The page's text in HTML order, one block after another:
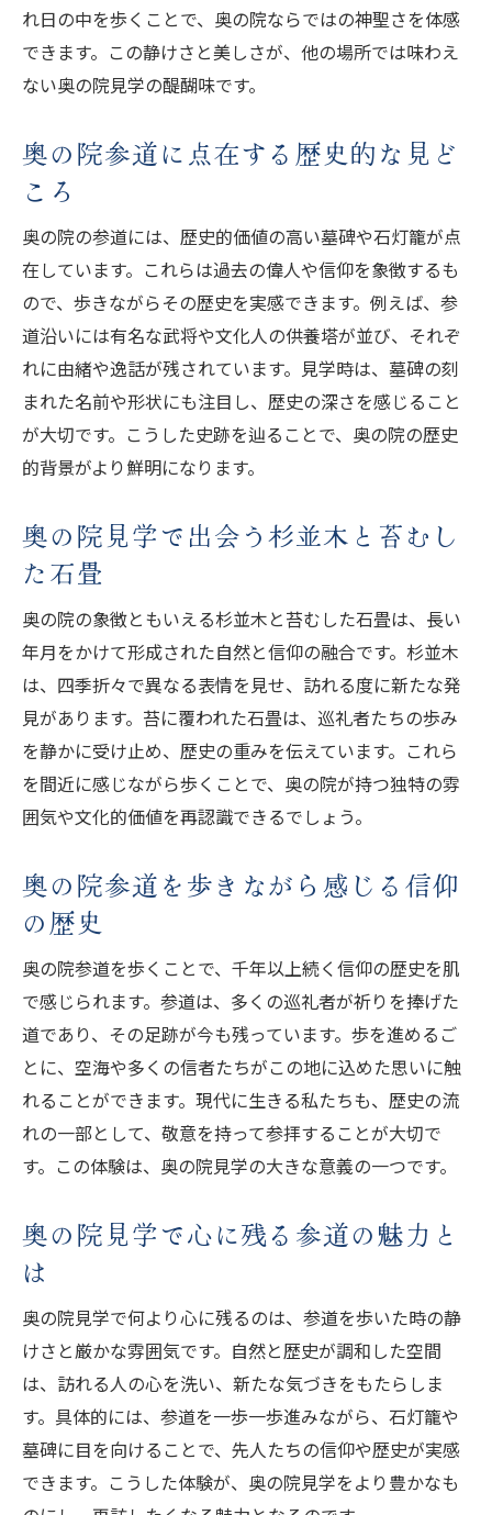
れ日の中を歩くことで、奥の院ならではの神聖さを体感
できます。この静けさと美しさが、他の場所では味わえ
ない奥の院見学の醍醐味です。
奥の院参道に点在する歴史的な見ど
ころ
奥の院の参道には、歴史的価値の高い墓碑や石灯籠が点
在しています。これらは過去の偉人や信仰を象徴するも
ので、歩きながらその歴史を実感できます。例えば、参
道沿いには有名な武将や文化人の供養塔が並び、それぞ
れに由緒や逸話が残されています。見学時は、墓碑の刻
まれた名前や形状にも注目し、歴史の深さを感じること
が大切です。こうした史跡を辿ることで、奥の院の歴史
的背景がより鮮明になります。
奥の院見学で出会う杉並木と苔むし
た石畳
奥の院の象徴ともいえる杉並木と苔むした石畳は、長い
年月をかけて形成された自然と信仰の融合です。杉並木
は、四季折々で異なる表情を見せ、訪れる度に新たな発
見があります。苔に覆われた石畳は、巡礼者たちの歩み
を静かに受け止め、歴史の重みを伝えています。これら
を間近に感じながら歩くことで、奥の院が持つ独特の雰
囲気や文化的価値を再認識できるでしょう。
奥の院参道を歩きながら感じる信仰
の歴史
奥の院参道を歩くことで、千年以上続く信仰の歴史を肌
で感じられます。参道は、多くの巡礼者が祈りを捧げた
道であり、その足跡が今も残っています。歩を進めるご
とに、空海や多くの信者たちがこの地に込めた思いに触
れることができます。現代に生きる私たちも、歴史の流
れの一部として、敬意を持って参拝することが大切で
す。この体験は、奥の院見学の大きな意義の一つです。
奥の院見学で心に残る参道の魅力と
は
奥の院見学で何より心に残るのは、参道を歩いた時の静
けさと厳かな雰囲気です。自然と歴史が調和した空間
は、訪れる人の心を洗い、新たな気づきをもたらしま
す。具体的には、参道を一歩一歩進みながら、石灯籠や
墓碑に目を向けることで、先人たちの信仰や歴史が実感
できます。こうした体験が、奥の院見学をより豊かなも